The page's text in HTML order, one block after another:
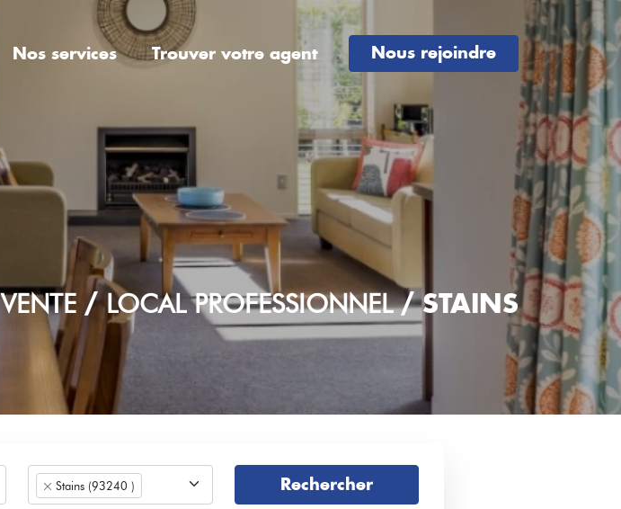
Nos services Trouver votre agent Nous rejoindre
VENTE LOCAL PROFESSIONNEL STAINS
Stains (93240 ) Rechercher